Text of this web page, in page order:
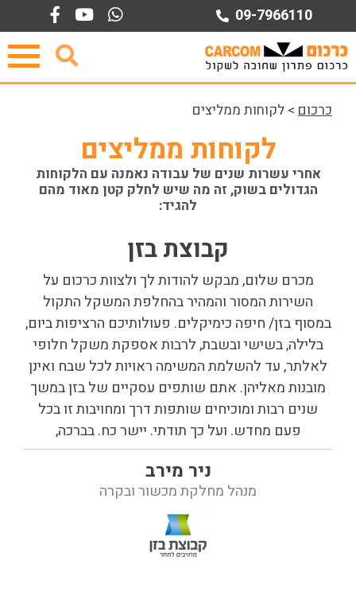
to
content
09-7966110
כרכום > לקוחות ממליצים
לקוחות ממליצים
אחרי עשרות שנים של עבודה נאמנה עם הלקוחות
הגדולים בשוק, זה מה שיש לחלק קטן מאוד מהם
להגיד:
קבוצת בזן
מכרם שלום, מבקש להודות לך ולצוות כרכום על
השירות המסור והמהיר בהחלפת המשקל התקול
במסוף בזן/ חיפה כימיקלים. פעולותיכם הרציפות ביום,
בלילה, בשישי ובשבת, לרבות אספקת משקל חלופי
לאלתר, עד להשלמת המשימה ראויות לכל שבח ואינן
מובנות מאליהן. אתם שותפים עסקיים של בזן במשך
שנים רבות ומוכיחים שותפות דרך ומחויבות זו בכל
פעם מחדש. ועל כך תודתי. יישר כח. בברכה,
ניר מירב
מנהל מחלקת מכשור ובקרה